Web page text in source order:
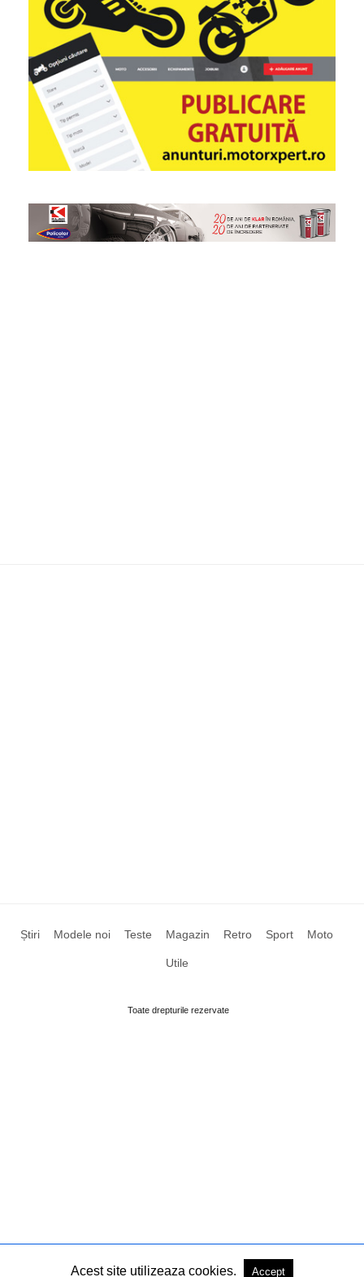
Știri Modele noi Teste Magazin Retro Sport Moto
Utile
Toate drepturile rezervate
Acest site utilizeaza cookies. Accept